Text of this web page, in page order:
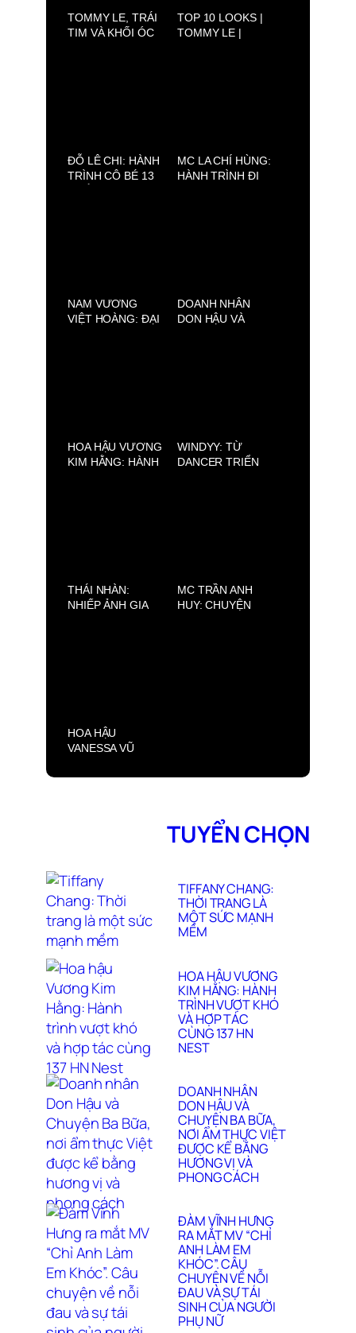
TOMMY LE, TRÁI
TIM VÀ KHỐI ÓC
TOP 10 LOOKS |
TOMMY LE |
ĐỖ LÊ CHI: HÀNH
TRÌNH CÔ BÉ 13
MC LA CHÍ HÙNG:
HÀNH TRÌNH ĐI
NAM VƯƠNG
VIỆT HOÀNG: ĐẠI
DOANH NHÂN
DON HẬU VÀ
HOA HẬU VƯƠNG
KIM HẰNG: HÀNH
WINDYY: TỪ
DANCER TRIỂN
THÁI NHÀN:
NHIẾP ẢNH GIA
MC TRẦN ANH
HUY: CHUYỆN
HOA HẬU
VANESSA VŨ
QUẢNG BÁ “PHỐ
TUYỂN CHỌN
TIFFANY CHANG:
THỜI TRANG LÀ
MỘT SỨC MẠNH
MỀM
HOA HẬU VƯƠNG
KIM HẰNG: HÀNH
TRÌNH VƯỢT KHÓ
VÀ HỢP TÁC
CÙNG 137 HN
NEST
DOANH NHÂN
DON HẬU VÀ
CHUYỆN BA BỮA,
NƠI ẨM THỰC VIỆT
ĐƯỢC KỂ BẰNG
HƯƠNG VỊ VÀ
PHONG CÁCH
ĐÀM VĨNH HƯNG
RA MẮT MV “CHỈ
ANH LÀM EM
KHÓC”. CÂU
CHUYỆN VỀ NỖI
ĐAU VÀ SỰ TÁI
SINH CỦA NGƯỜI
PHỤ NỮ